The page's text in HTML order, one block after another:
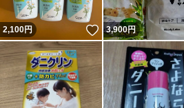
2,100円 いいね！
3,900円